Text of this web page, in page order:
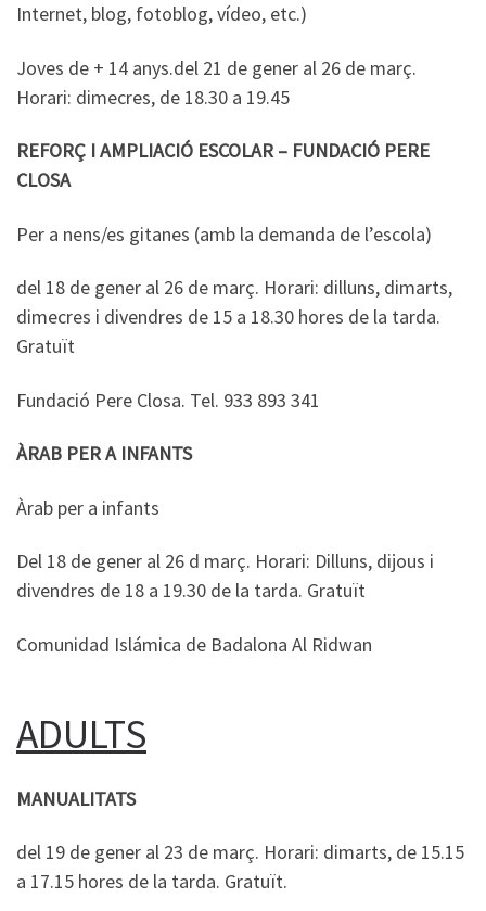
Internet, blog, fotoblog, vídeo, etc.)
Joves de + 14 anys.del 21 de gener al 26 de març.
Horari: dimecres, de 18.30 a 19.45
REFORÇ I AMPLIACIÓ ESCOLAR – FUNDACIÓ PERE
CLOSA
Per a nens/es gitanes (amb la demanda de l’escola)
del 18 de gener al 26 de març. Horari: dilluns, dimarts,
dimecres i divendres de 15 a 18.30 hores de la tarda.
Gratuït
Fundació Pere Closa. Tel. 933 893 341
ÀRAB PER A INFANTS
Àrab per a infants
Del 18 de gener al 26 d març. Horari: Dilluns, dijous i
divendres de 18 a 19.30 de la tarda. Gratuït
Comunidad Islámica de Badalona Al Ridwan
ADULTS
MANUALITATS
del 19 de gener al 23 de març. Horari: dimarts, de 15.15
a 17.15 hores de la tarda. Gratuït.